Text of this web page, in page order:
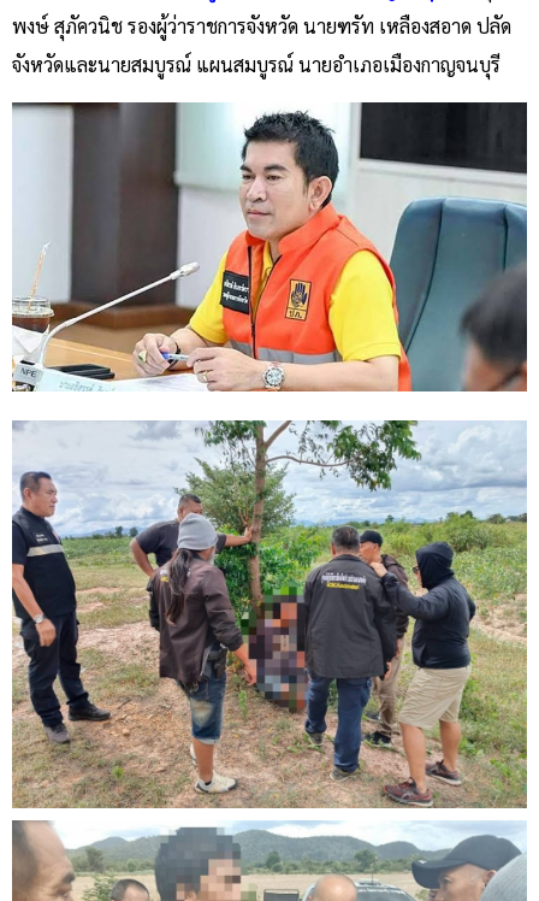
พงษ์ สุภัควนิช รองผู้ว่าราชการจังหวัด นายฑรัท เหลืองสอาด ปลัด
จังหวัดและนายสมบูรณ์ แผนสมบูรณ์ นายอำเภอเมืองกาญจนบุรี